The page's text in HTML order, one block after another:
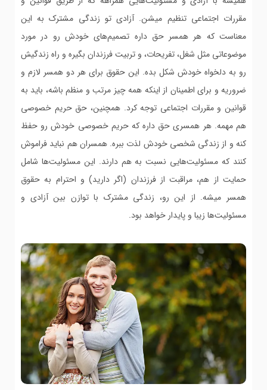
مقررات اجتماعی تنظیم میشن. آزادی تو زندگی مشترک به این
معناست که هر همسر حق داره تصمیم‌های خودش رو در مورد
موضوعاتی مثل شغل، تفریحات، و تربیت فرزندان بگیره و راه زندگیش
رو به دلخواه خودش شکل بده. این حقوق برای هر دو همسر لازم و
ضروریه و برای اطمینان از اینکه همه چیز مرتب و منظم باشه، باید به
قوانین و مقررات اجتماعی توجه کرد. همچنین، حق حریم خصوصی
هم مهمه. هر همسری حق داره که حریم خصوصی خودش رو حفظ
کنه و از زندگی شخصی خودش لذت ببره. همسران هم نباید فراموش
کنند که مسئولیت‌هایی نسبت به هم دارند. این مسئولیت‌ها شامل
حمایت از هم، مراقبت از فرزندان (اگر دارید) و احترام به حقوق
همسر میشه. از این رو، زندگی مشترک با توازن بین آزادی و
مسئولیت‌ها زیبا و پایدار خواهد بود.